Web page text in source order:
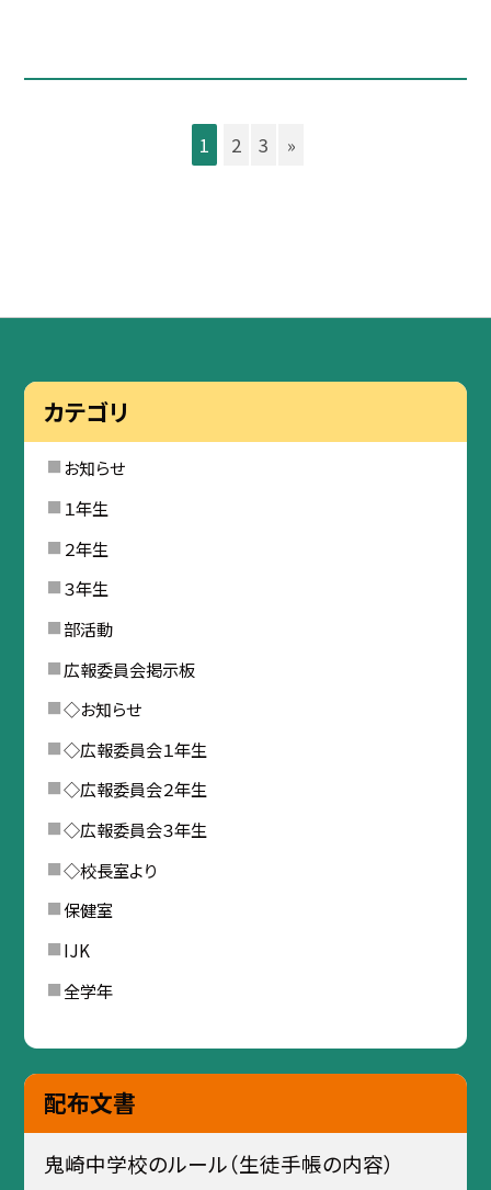
1 2 3 »
カテゴリ
お知らせ
１年生
２年生
３年生
部活動
広報委員会掲示板
◇お知らせ
◇広報委員会１年生
◇広報委員会２年生
◇広報委員会３年生
◇校長室より
保健室
IJK
全学年
配布文書
鬼崎中学校のルール（生徒手帳の内容）